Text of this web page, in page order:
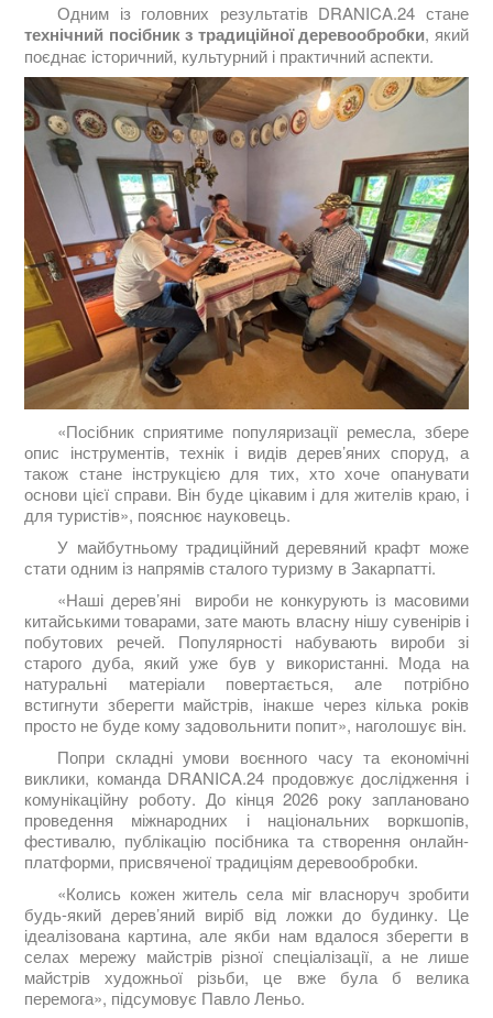
Одним із головних результатів DRANICA.24 стане
технічний посібник з традиційної деревообробки, який
поєднає історичний, культурний і практичний аспекти.
«Посібник сприятиме популяризації ремесла, збере
опис інструментів, технік і видів дерев’яних споруд, а
також стане інструкцією для тих, хто хоче опанувати
основи цієї справи. Він буде цікавим і для жителів краю, і
для туристів», пояснює науковець.
У майбутньому традиційний деревяний крафт може
стати одним із напрямів сталого туризму в Закарпатті.
«Наші дерев’яні вироби не конкурують із масовими
китайськими товарами, зате мають власну нішу сувенірів і
побутових речей. Популярності набувають вироби зі
старого дуба, який уже був у використанні. Мода на
натуральні матеріали повертається, але потрібно
встигнути зберегти майстрів, інакше через кілька років
просто не буде кому задовольнити попит», наголошує він.
Попри складні умови воєнного часу та економічні
виклики, команда DRANICA.24 продовжує дослідження і
комунікаційну роботу. До кінця 2026 року заплановано
проведення міжнародних і національних воркшопів,
фестивалю, публікацію посібника та створення онлайн-
платформи, присвяченої традиціям деревообробки.
«Колись кожен житель села міг власноруч зробити
будь-який дерев’яний виріб від ложки до будинку. Це
ідеалізована картина, але якби нам вдалося зберегти в
селах мережу майстрів різної спеціалізації, а не лише
майстрів художньої різьби, це вже була б велика
перемога», підсумовує Павло Леньо.